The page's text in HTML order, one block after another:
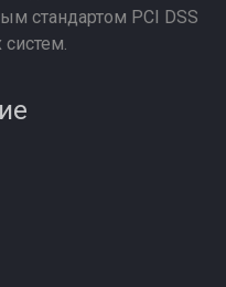
стандартом PCI DSS